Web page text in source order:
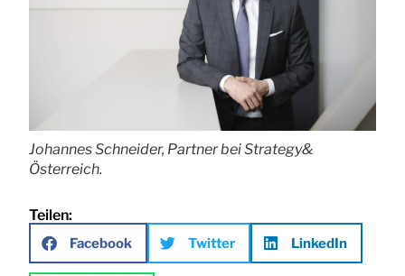
Johannes Schneider, Partner bei Strategy&
Österreich.
Teilen:
Facebook Twitter LinkedIn